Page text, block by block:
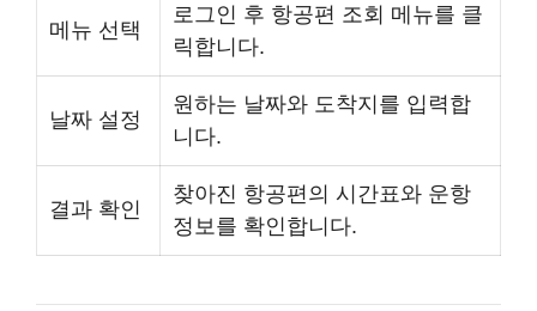
메뉴 선택
로그인 후 항공편 조회 메뉴를 클
릭합니다.
날짜 설정
원하는 날짜와 도착지를 입력합
니다.
결과 확인
찾아진 항공편의 시간표와 운항
정보를 확인합니다.